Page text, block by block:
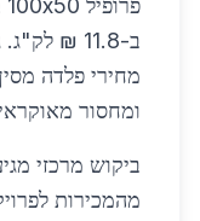
ב-11.8 ₪
מחירי פלדה
ומחסור
מהמכירות